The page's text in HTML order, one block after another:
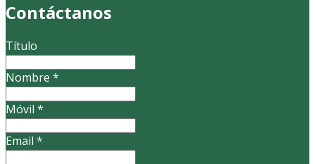
Contáctanos
Título
Nombre *
Móvil *
Email *